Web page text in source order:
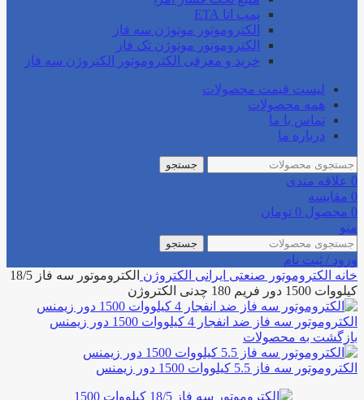
پمپ اتا ETA
الکتروموتور موتوژن سه فاز
الکتروموتور موتوژن تک فاز
خرید و معرفی الکتروموتور الکتروژن سه فاز
لیست قیمت محصولات
همه محصولات
تماس با ما
درباره ما
جستجو
0 علاقه مندی
0 مقایسه
0 محصول 0 تومان
منو
جستجو
ورود / ثبت نام
خانه الکتروموتور صنعتی ایرانی الکتروژن
الکتروموتور سه فاز 18/5
کیلووات 1500 دور فریم 180 چدنی الکتروژن
الکتروموتور سه فاز ضد انفجار 4 کیلووات 1500 دور زیمنس
بازگشت به محصولات
الکتروموتور سه فاز 5.5 کیلووات 1500 دور زیمنس